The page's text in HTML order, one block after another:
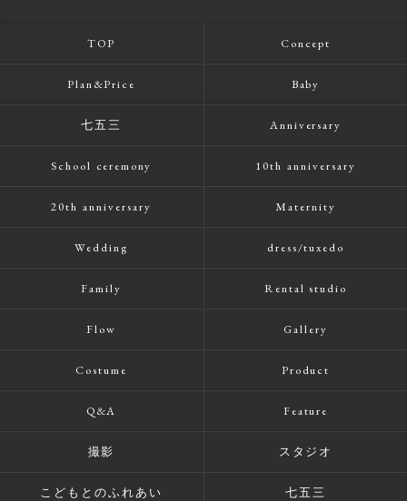
TOP Concept
Plan&Price Baby
七五三 Anniversary
School ceremony 10th anniversary
20th anniversary Maternity
Wedding dress/tuxedo
Family Rental studio
Flow Gallery
Costume Product
Q&A Feature
撮影 スタジオ
こどもとのふれあい 七五三